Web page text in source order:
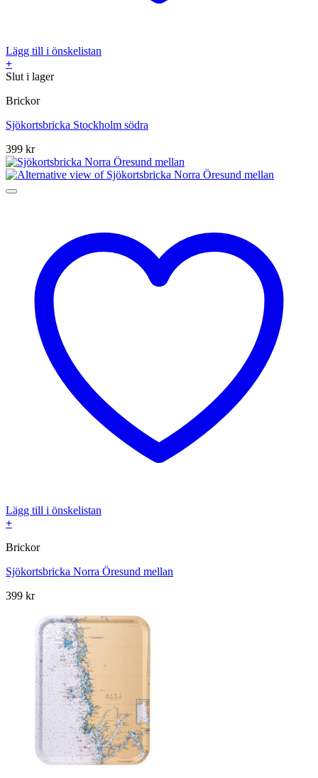
Lägg till i önskelistan
+
Slut i lager
Brickor
Sjökortsbricka Stockholm södra
399 kr
Lägg till i önskelistan
+
Brickor
Sjökortsbricka Norra Öresund mellan
399 kr